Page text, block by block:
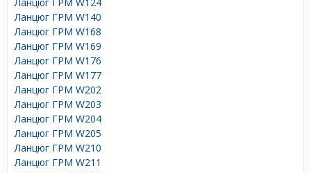
Ланцюг ГРМ W140
Ланцюг ГРМ W168
Ланцюг ГРМ W169
Ланцюг ГРМ W176
Ланцюг ГРМ W177
Ланцюг ГРМ W202
Ланцюг ГРМ W203
Ланцюг ГРМ W204
Ланцюг ГРМ W205
Ланцюг ГРМ W210
Ланцюг ГРМ W211